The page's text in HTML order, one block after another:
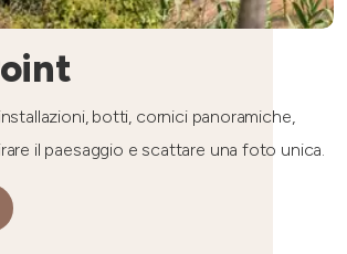
botti, cornici panoramiche,
il paesaggio e scattare una foto unica.